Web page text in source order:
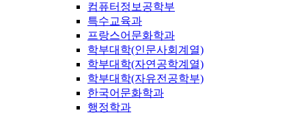
컴퓨터정보공학부
특수교육과
프랑스어문화학과
학부대학(인문사회계열)
학부대학(자연공학계열)
학부대학(자유전공학부)
한국어문화학과
행정학과